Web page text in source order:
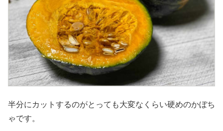
半分にカットするのがとっても大変なくらい硬めのかぼち
ゃです。